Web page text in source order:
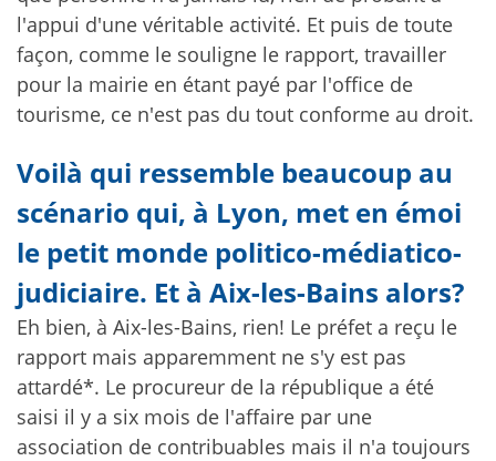
l'appui d'une véritable activité. Et puis de toute
façon, comme le souligne le rapport, travailler
pour la mairie en étant payé par l'office de
tourisme, ce n'est pas du tout conforme au droit.
Voilà qui ressemble beaucoup au
scénario qui, à Lyon, met en émoi
le petit monde politico-médiatico-
judiciaire. Et à Aix-les-Bains alors?
Eh bien, à Aix-les-Bains, rien! Le préfet a reçu le
rapport mais apparemment ne s'y est pas
attardé*. Le procureur de la république a été
saisi il y a six mois de l'affaire par une
association de contribuables mais il n'a toujours